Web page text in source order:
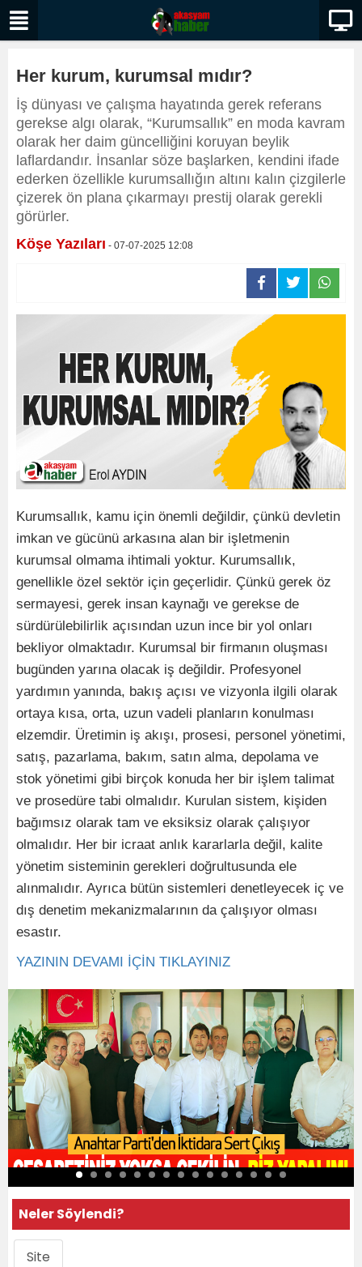
Her kurum, kurumsal mıdır?
İş dünyası ve çalışma hayatında gerek referans
gerekse algı olarak, “Kurumsallık” en moda kavram
olarak her daim güncelliğini koruyan beylik
laflardandır. İnsanlar söze başlarken, kendini ifade
ederken özellikle kurumsallığın altını kalın çizgilerle
çizerek ön plana çıkarmayı prestij olarak gerekli
görürler.
Köşe Yazıları - 07-07-2025 12:08
Kurumsallık, kamu için önemli değildir, çünkü devletin
imkan ve gücünü arkasına alan bir işletmenin
kurumsal olmama ihtimali yoktur. Kurumsallık,
genellikle özel sektör için geçerlidir. Çünkü gerek öz
sermayesi, gerek insan kaynağı ve gerekse de
sürdürülebilirlik açısından uzun ince bir yol onları
bekliyor olmaktadır. Kurumsal bir firmanın oluşması
bugünden yarına olacak iş değildir. Profesyonel
yardımın yanında, bakış açısı ve vizyonla ilgili olarak
ortaya kısa, orta, uzun vadeli planların konulması
elzemdir. Üretimin iş akışı, prosesi, personel yönetimi,
satış, pazarlama, bakım, satın alma, depolama ve
stok yönetimi gibi birçok konuda her bir işlem talimat
ve prosedüre tabi olmalıdır. Kurulan sistem, kişiden
bağımsız olarak tam ve eksiksiz olarak çalışıyor
olmalıdır. Her bir icraat anlık kararlarla değil, kalite
yönetim sisteminin gerekleri doğrultusunda ele
alınmalıdır. Ayrıca bütün sistemleri denetleyecek iç ve
dış denetim mekanizmalarının da çalışıyor olması
esastır.
YAZININ DEVAMI İÇİN TIKLAYINIZ
Neler Söylendi?
Site